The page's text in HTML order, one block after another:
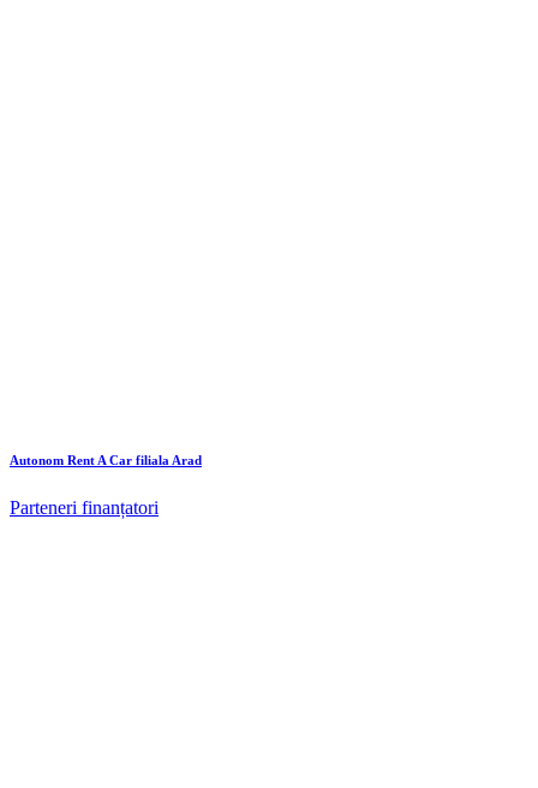
Autonom Rent A Car filiala Arad
Parteneri finanțatori